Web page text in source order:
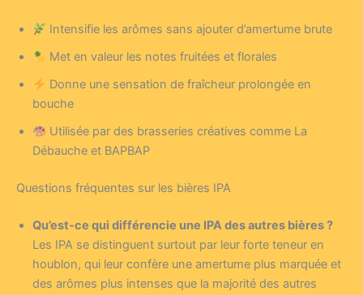
Intensifie les arômes sans ajouter d’amertume brute
Met en valeur les notes fruitées et florales
Donne une sensation de fraîcheur prolongée en
bouche
Utilisée par des brasseries créatives comme La
Débauche et BAPBAP
Questions fréquentes sur les bières IPA
Qu’est-ce qui différencie une IPA des autres bières ?
Les IPA se distinguent surtout par leur forte teneur en
houblon, qui leur confère une amertume plus marquée et
des arômes plus intenses que la majorité des autres